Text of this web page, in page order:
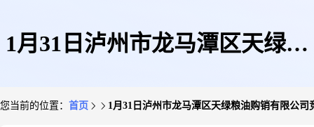
1月31日泸州市龙马潭区天绿粮
您当前的位置： 首页 1月31日泸州市龙马潭区天绿粮油购销有限公司